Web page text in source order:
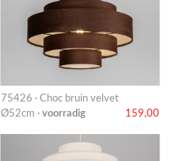
75426 · Choc bruin velvet
Ø52cm · voorradig 159,00